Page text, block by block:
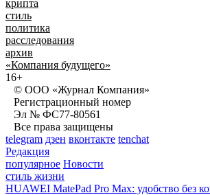
крипта
стиль
политика
расследования
архив
«Компания будущего»
16+
© ООО «Журнал Компания»
Регистрационный номер
Эл № ФС77-80561
Все права защищены
telegram дзен вконтакте tenchat
Редакция
популярное Новости
стиль жизни
HUAWEI MatePad Pro Max: удобство без